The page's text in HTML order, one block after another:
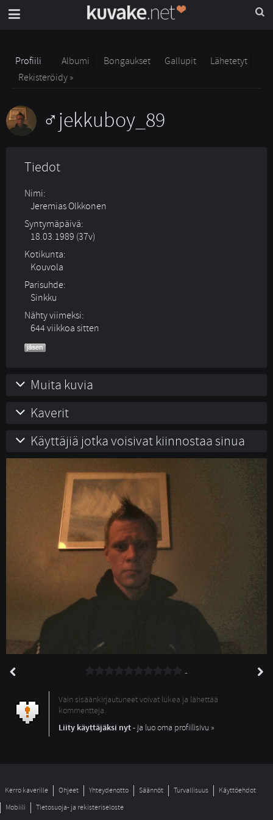
Profiili Albumi Bongaukset Gallupit
Lähetetyt
Rekisteröidy »
jekkuboy_89
Tiedot
Nimi:
Jeremias Olkkonen
Syntymäpäivä:
18.03.1989 (37v)
Kotikunta:
Kouvola
Parisuhde:
Sinkku
Nähty viimeksi:
644 viikkoa sitten
Muita kuvia
Kaverit
Käyttäjiä jotka voisivat kiinnostaa sinua
-
Vain sisäänkirjautuneet voivat lukea ja lähettää
kommentteja.
Liity käyttäjäksi nyt- ja luo oma profiilisivu »
Kerro kaverille Ohjeet Yhteydenotto Säännöt Turvallisuus
Käyttöehdot
Mobiili
Tietosuoja- ja rekisteriseloste